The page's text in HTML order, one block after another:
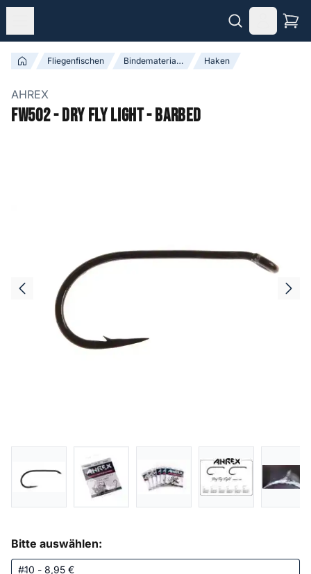
Fliegenfischen Bindematerialien Haken
AHREX
FW502 - Dry Fly Light - Barbed
Bitte auswählen: